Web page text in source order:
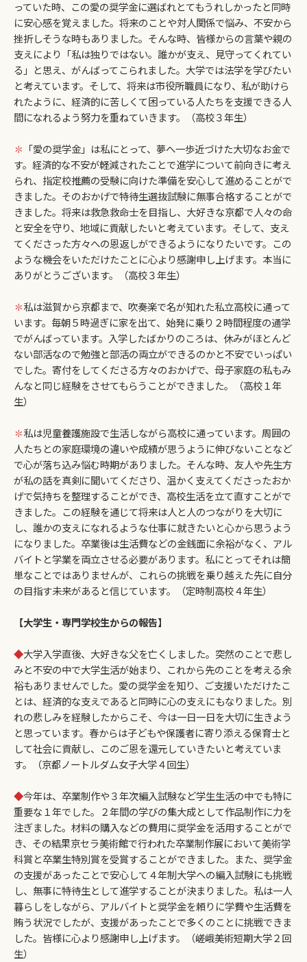
っていた時、この愛の奨学金に選ばれとてもうれしかったと同時
に安心感を覚えました。将来のことや対人関係で悩み、不安から
挫折しそうな時もありました。そんな時、皆様からの言葉や親の
支えにより「私は独りではない。誰かが支え、見守ってくれてい
る」と思え、がんばってこられました。大学では法学を学びたい
と考えています。そして、将来は市役所職員になり、私が助けら
れたように、経済的に苦しくて困っている人たちを支援できる人
間になれるよう努力を重ねていきます。（高校３年生）
✽ 「愛の奨学金」は私にとって、夢へ一歩近づけた大切なお金で
す。経済的な不安が軽減されたことで進学について前向きに考え
られ、指定校推薦の受験に向けた準備を安心して進めることがで
きました。そのおかげで特待生選抜試験に無事合格することがで
きました。将来は救急救命士を目指し、大好きな京都で人々の命
と安全を守り、地域に貢献したいと考えています。そして、支え
てくださった方々への恩返しができるようになりたいです。この
ような機会をいただけたことに心より感謝申し上げます。本当に
ありがとうございます。（高校３年生）
✽私は滋賀から京都まで、吹奏楽で名が知れた私立高校に通って
います。毎朝５時過ぎに家を出て、始発に乗り２時間程度の通学
でがんばっています。入学したばかりのころは、休みがほとんど
ない部活なので勉強と部活の両立ができるのかと不安でいっぱい
でした。寄付をしてくださる方々のおかげで、母子家庭の私もみ
んなと同じ経験をさせてもらうことができました。（高校１年
生）
✽私は児童養護施設で生活しながら高校に通っています。周囲の
人たちとの家庭環境の違いや成績が思うように伸びないことなど
で心が落ち込み悩む時期がありました。そんな時、友人や先生方
が私の話を真剣に聞いてくださり、温かく支えてくださったおか
げで気持ちを整理することができ、高校生活を立て直すことがで
きました。この経験を通じて将来は人と人のつながりを大切に
し、誰かの支えになれるような仕事に就きたいと心から思うよう
になりました。卒業後は生活費などの金銭面に余裕がなく、アル
バイトと学業を両立させる必要があります。私にとってそれは簡
単なことではありませんが、これらの挑戦を乗り越えた先に自分
の目指す未来があると信じています。（定時制高校４年生）
【大学生・専門学校生からの報告】
◆大学入学直後、大好きな父を亡くしました。突然のことで悲し
みと不安の中で大学生活が始まり、これから先のことを考える余
裕もありませんでした。愛の奨学金を知り、ご支援いただけたこ
とは、経済的な支えであると同時に心の支えにもなりました。別
れの悲しみを経験したからこそ、今は一日一日を大切に生きよう
と思っています。春からは子どもや保護者に寄り添える保育士と
して社会に貢献し、このご恩を還元していきたいと考えていま
す。（京都ノートルダム女子大学４回生）
◆今年は、卒業制作や３年次編入試験など学生生活の中でも特に
重要な１年でした。２年間の学びの集大成として作品制作に力を
注ぎました。材料の購入などの費用に奨学金を活用することがで
き、その結果京セラ美術館で行われた卒業制作展において美術学
科賞と卒業生特別賞を受賞することができました。また、奨学金
の支援があったことで安心して４年制大学への編入試験にも挑戦
し、無事に特待生として進学することが決まりました。私は一人
暮らしをしながら、アルバイトと奨学金を頼りに学費や生活費を
賄う状況でしたが、支援があったことで多くのことに挑戦できま
した。皆様に心より感謝申し上げます。（嵯峨美術短期大学２回
生）